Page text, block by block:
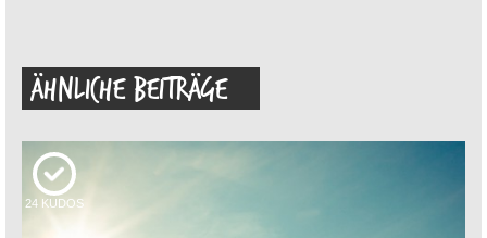
ÄHNLICHE BEITRÄGE
24 KUDOS